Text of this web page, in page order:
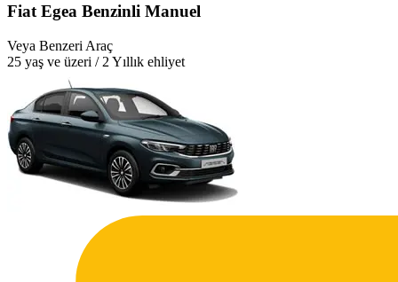
Fiat Egea Benzinli Manuel
Veya Benzeri Araç
25 yaş ve üzeri / 2 Yıllık ehliyet